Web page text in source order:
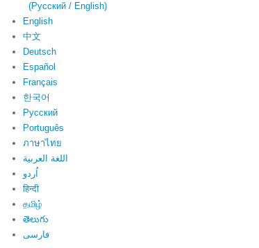
(Русский / English)
English
中文
Deutsch
Español
Français
한국어
Русский
Português
ภาษาไทย
اللغة العربية
اُردو
हिन्दी
தமிழ்
తెలుగు
فارسی